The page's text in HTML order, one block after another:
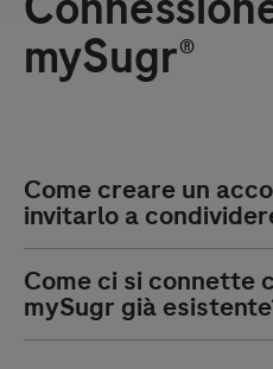
mySugr®
Come creare un
invitarlo a
Come ci si connette
mySugr già